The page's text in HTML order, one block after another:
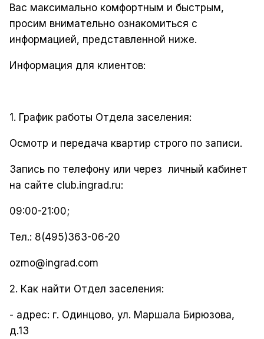
Вас максимально комфортным и быстрым,
просим внимательно ознакомиться с
информацией, представленной ниже.
Информация для клиентов:
1. График работы Отдела заселения:
Осмотр и передача квартир строго по записи.
Запись по телефону или через личный кабинет
на сайте club.ingrad.ru:
09:00-21:00;
Тел.: 8(495)363-06-20
ozmo@ingrad.com
2. Как найти Отдел заселения:
- адрес: г. Одинцово, ул. Маршала Бирюзова,
д.13